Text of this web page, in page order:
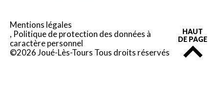
Mentions légales
Politique de protection des données à
caractère personnel
©2026 Joué-Lès-Tours Tous droits réservés
HAUT
DE PAGE